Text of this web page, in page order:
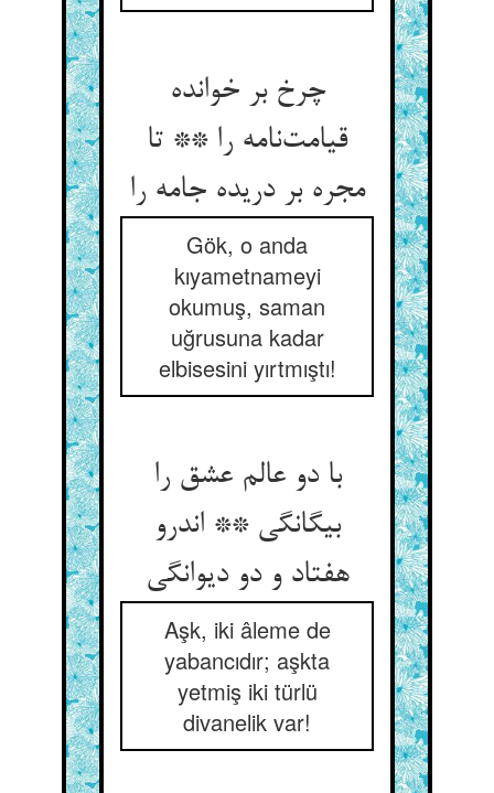
چرخ بر خوانده
قیامت‌نامه را ** تا
مجره بر دریده جامه را
Gök, o anda
kıyametnameyi
okumuş, saman
uğrusuna kadar
elbisesini yırtmıştı!
با دو عالم عشق را
بیگانگی ** اندرو
هفتاد و دو دیوانگی
Aşk, iki âleme de
yabancıdır; aşkta
yetmiş iki türlü
divanelik var!